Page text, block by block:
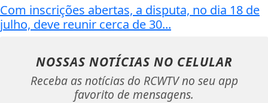
Com inscrições abertas, a disputa, no dia 18 de
julho, deve reunir cerca de 30...
NOSSAS NOTÍCIAS NO CELULAR
Receba as notícias do RCWTV no seu app
favorito de mensagens.